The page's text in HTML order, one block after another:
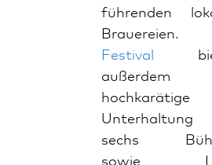
führenden
Brauereien.
Festival
außerdem
hochkarätige
Unterhaltung
sechs
sowie